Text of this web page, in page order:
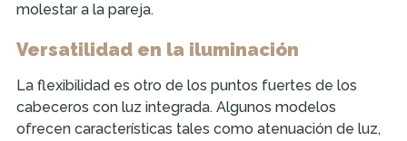
molestar a la pareja.
Versatilidad en la iluminación
La flexibilidad es otro de los puntos fuertes de los
cabeceros con luz integrada. Algunos modelos
ofrecen características tales como atenuación de luz,